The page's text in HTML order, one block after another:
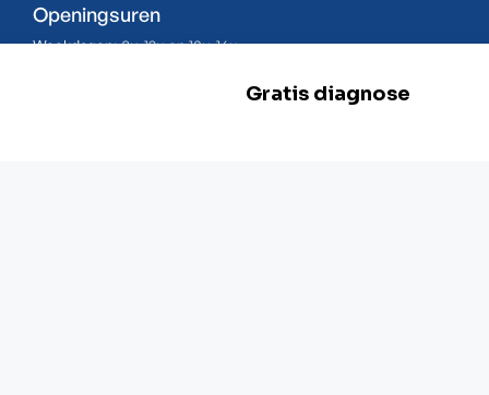
Openingsuren
Weekdagen:8u-12u en 13u-16u